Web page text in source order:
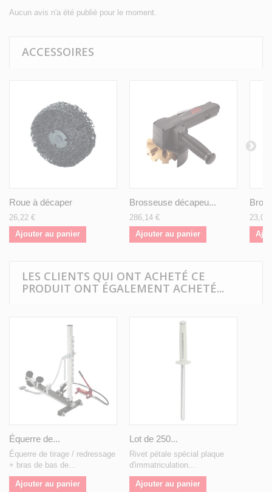
Aucun avis n'a été publié pour le moment.
ACCESSOIRES
Roue à décaper
26,22 €
Ajouter au panier
Brosseuse décapeu...
286,14 €
Ajouter au panier
23,03
LES CLIENTS QUI ONT ACHETÉ CE
PRODUIT ONT ÉGALEMENT ACHETÉ...
Équerre de...
Équerre de tirage / redressage
+ bras de bas de...
Ajouter au panier
Lot de 250...
Rivet pétale spécial plaque
d'immatriculation...
Ajouter au panier